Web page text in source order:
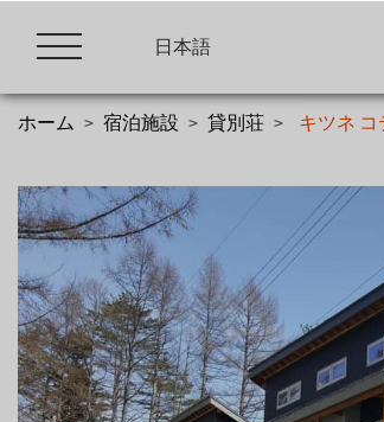
日本語
ホーム > 宿泊施設 > 貸別荘 > キツネ コ